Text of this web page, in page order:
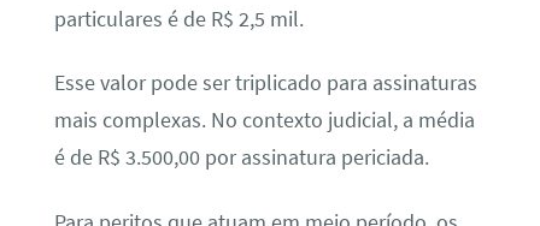
particulares é de R$ 2,5 mil.
Esse valor pode ser triplicado para assinaturas
mais complexas. No contexto judicial, a média
é de R$ 3.500,00 por assinatura periciada.